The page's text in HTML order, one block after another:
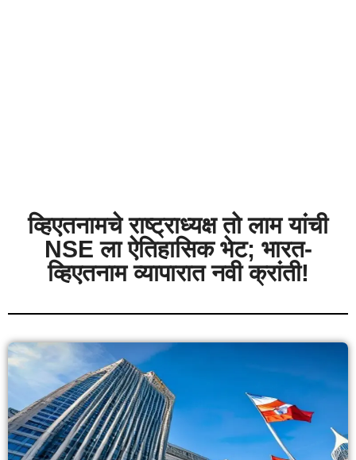
व्हिएतनामचे राष्ट्राध्यक्ष तो लाम यांची
NSE ला ऐतिहासिक भेट; भारत-
व्हिएतनाम व्यापारात नवी क्रांती!